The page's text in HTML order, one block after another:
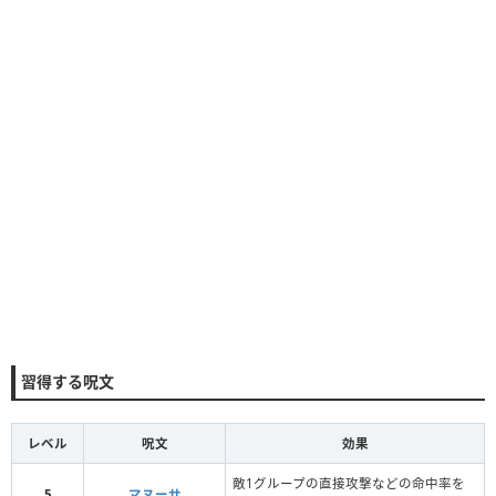
習得する呪文
レベル 呪文 効果
敵1グループの直接攻撃などの命中率を